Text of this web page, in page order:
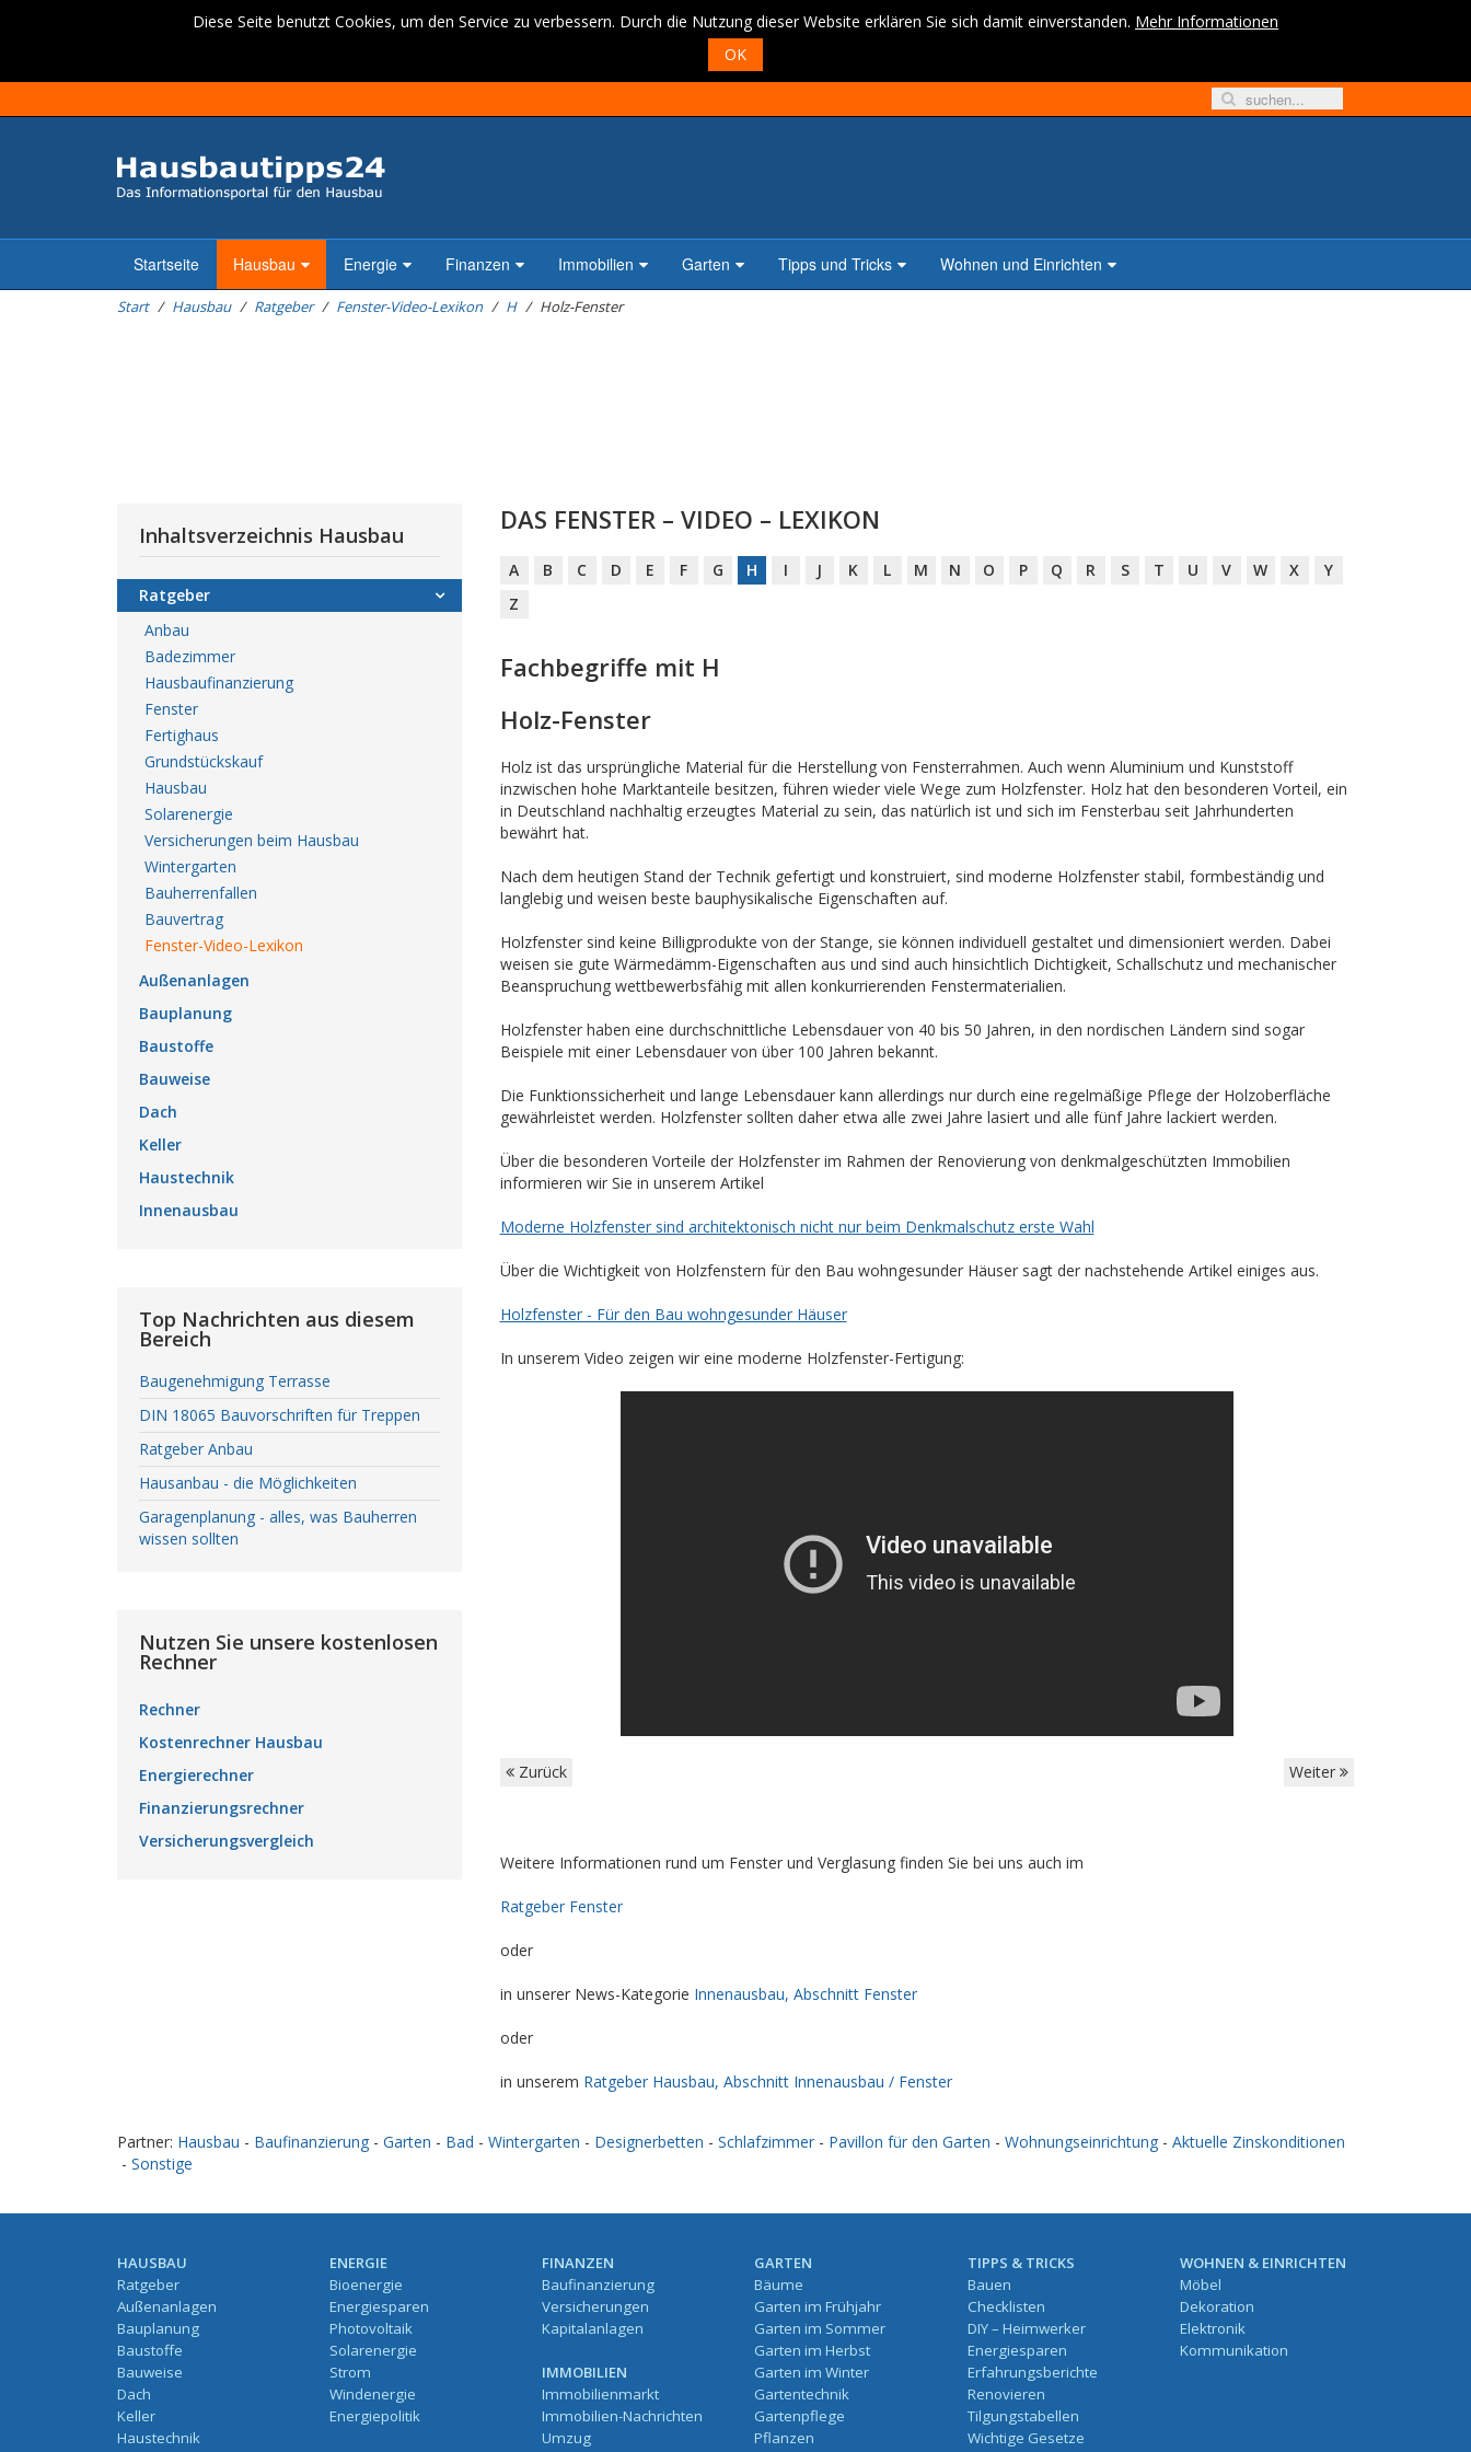
Diese Seite benutzt Cookies, um den Service zu verbessern. Durch die Nutzung dieser Website erklären Sie sich damit einverstanden. Mehr Informationen
OK
Startseite Hausbau Energie Finanzen Immobilien Garten Tipps und Tricks Wohnen und Einrichten
Start Hausbau Ratgeber Fenster-Video-Lexikon H Holz-Fenster
DAS FENSTER – VIDEO – LEXIKON
A B C D E F G H I J K L M N O P Q R S T U V W X
Y
Z
Fachbegriffe mit H
Holz-Fenster
Holz ist das ursprüngliche Material für die Herstellung von Fensterrahmen. Auch wenn Aluminium und Kunststoff
inzwischen hohe Marktanteile besitzen, führen wieder viele Wege zum Holzfenster. Holz hat den besonderen Vorteil, ein
in Deutschland nachhaltig erzeugtes Material zu sein, das natürlich ist und sich im Fensterbau seit Jahrhunderten
bewährt hat.
Nach dem heutigen Stand der Technik gefertigt und konstruiert, sind moderne Holzfenster stabil, formbeständig und
langlebig und weisen beste bauphysikalische Eigenschaften auf.
Holzfenster sind keine Billigprodukte von der Stange, sie können individuell gestaltet und dimensioniert werden. Dabei
weisen sie gute Wärmedämm-Eigenschaften aus und sind auch hinsichtlich Dichtigkeit, Schallschutz und mechanischer
Beanspruchung wettbewerbsfähig mit allen konkurrierenden Fenstermaterialien.
Holzfenster haben eine durchschnittliche Lebensdauer von 40 bis 50 Jahren, in den nordischen Ländern sind sogar
Beispiele mit einer Lebensdauer von über 100 Jahren bekannt.
Die Funktionssicherheit und lange Lebensdauer kann allerdings nur durch eine regelmäßige Pflege der Holzoberfläche
gewährleistet werden. Holzfenster sollten daher etwa alle zwei Jahre lasiert und alle fünf Jahre lackiert werden.
Über die besonderen Vorteile der Holzfenster im Rahmen der Renovierung von denkmalgeschützten Immobilien
informieren wir Sie in unserem Artikel
Moderne Holzfenster sind architektonisch nicht nur beim Denkmalschutz erste Wahl
Über die Wichtigkeit von Holzfenstern für den Bau wohngesunder Häuser sagt der nachstehende Artikel einiges aus.
Holzfenster - Für den Bau wohngesunder Häuser
In unserem Video zeigen wir eine moderne Holzfenster-Fertigung:
Zurück Weiter
Weitere Informationen rund um Fenster und Verglasung finden Sie bei uns auch im
Ratgeber Fenster
oder
in unserer News-Kategorie Innenausbau, Abschnitt Fenster
oder
in unserem Ratgeber Hausbau, Abschnitt Innenausbau / Fenster
Inhaltsverzeichnis Hausbau
Ratgeber
Anbau
Badezimmer
Hausbaufinanzierung
Fenster
Fertighaus
Grundstückskauf
Hausbau
Solarenergie
Versicherungen beim Hausbau
Wintergarten
Bauherrenfallen
Bauvertrag
Fenster-Video-Lexikon
Außenanlagen
Bauplanung
Baustoffe
Bauweise
Dach
Keller
Haustechnik
Innenausbau
Top Nachrichten aus diesem
Bereich
Baugenehmigung Terrasse
DIN 18065 Bauvorschriften für Treppen
Ratgeber Anbau
Hausanbau - die Möglichkeiten
Garagenplanung - alles, was Bauherren
wissen sollten
Nutzen Sie unsere kostenlosen
Rechner
Rechner
Kostenrechner Hausbau
Energierechner
Finanzierungsrechner
Versicherungsvergleich
Partner: Hausbau - Baufinanzierung - Garten - Bad - Wintergarten - Designerbetten - Schlafzimmer - Pavillon für den Garten - Wohnungseinrichtung - Aktuelle Zinskonditionen
- Sonstige
HAUSBAU
Ratgeber
Außenanlagen
Bauplanung
Baustoffe
Bauweise
Dach
Keller
Haustechnik
ENERGIE
Bioenergie
Energiesparen
Photovoltaik
Solarenergie
Strom
Windenergie
Energiepolitik
FINANZEN
Baufinanzierung
Versicherungen
Kapitalanlagen
IMMOBILIEN
Immobilienmarkt
Immobilien-Nachrichten
Umzug
GARTEN
Bäume
Garten im Frühjahr
Garten im Sommer
Garten im Herbst
Garten im Winter
Gartentechnik
Gartenpflege
Pflanzen
TIPPS & TRICKS
Bauen
Checklisten
DIY – Heimwerker
Energiesparen
Erfahrungsberichte
Renovieren
Tilgungstabellen
Wichtige Gesetze
WOHNEN & EINRICHTEN
Möbel
Dekoration
Elektronik
Kommunikation